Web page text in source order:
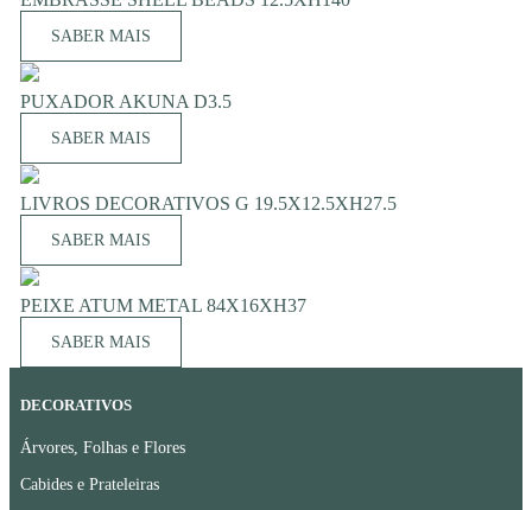
SABER MAIS
PUXADOR AKUNA D3.5
SABER MAIS
LIVROS DECORATIVOS G 19.5X12.5XH27.5
SABER MAIS
PEIXE ATUM METAL 84X16XH37
SABER MAIS
DECORATIVOS
Árvores, Folhas e Flores
Cabides e Prateleiras